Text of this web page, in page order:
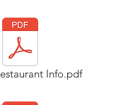
Info.pdf